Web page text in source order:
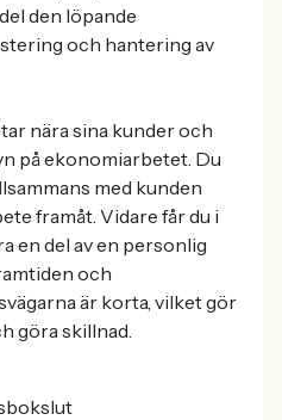
den löpande
och hantering av
nära sina kunder och
på ekonomiarbetet. Du
med kunden
framåt. Vidare får du i
en del av en personlig
och
är korta, vilket gör
göra skillnad.